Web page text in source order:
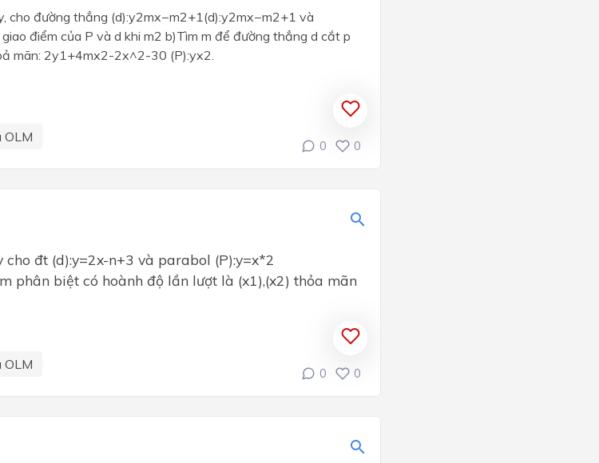
cho đường thẳng (d):y2mx−m2+1(d):y2mx−m2+1 và
điểm của P và d khi m2 b)Tìm m để đường thẳng d cắt p
mãn: 2y1+4mx2-2x^2-30 (P):yx2.
OLM
0 0
đt (d):y=2x-n+3 và parabol (P):y=x*2
phân biệt có hoành độ lần lượt là (x1),(x2) thỏa mãn
OLM
0 0